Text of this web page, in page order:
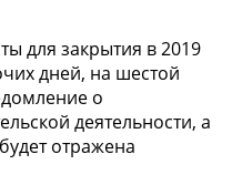
для закрытия в 2019
дней, на шестой
о
деятельности, а
отражена